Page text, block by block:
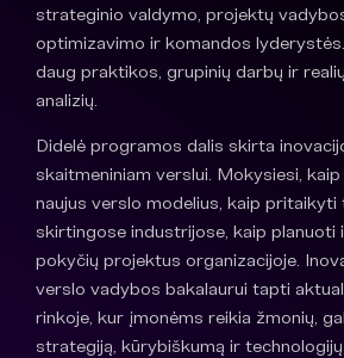
strateginio valdymo, projektų
optimizavimo ir komandos
daug praktikos, grupinių darbų ir
analizių.
Didelė programos dalis skirta
skaitmeniniam verslui. Mokysiesi,
naujus verslo modelius, kaip pritaikyti
skirtingose industrijose, kaip planuoti
pokyčių projektus organizacijoje.
verslo vadybos bakalaurui tapti
rinkoje, kur įmonėms reikia žmonių,
strategiją, kūrybiškumą ir